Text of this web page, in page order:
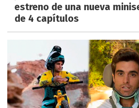
estreno de una nueva
de 4 capítulos